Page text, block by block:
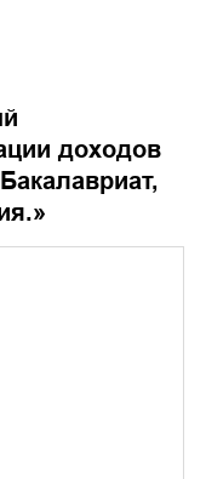
доходов
»